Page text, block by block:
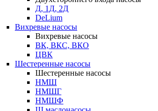
Д, 1Д, 2Д
DeLium
Вихревые насосы
Вихревые насосы
ВК, ВКС, ВКО
ЦВК
Шестеренные насосы
Шестеренные насосы
НМШ
НМШГ
НМШФ